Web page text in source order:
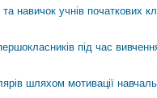
навичок учнів початкових
під час
шляхом мотивації